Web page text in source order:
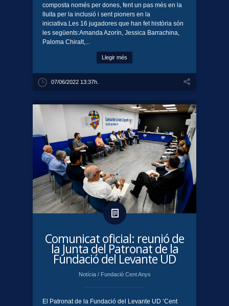
composta només per dones, fent un pas més en la
lluita per la inclusió i sent pioners en la
iniciativa.Les 16 jugadores que han fet història són
les següents:Amanda Azorín, Jessica Barrachina,
Paloma Chiralt,...
Llegir més
07/06/2022 13:37h.
Comunicat oficial: reunió de
la Junta del Patronat de la
Fundació del Levante UD
Notícia / Fundació Cent Anys
El Patronat de la Fundació del Levante UD ‘Cent